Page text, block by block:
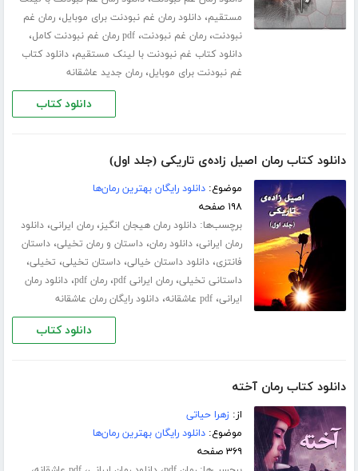
مستقیم،دانلود رمان غم نبودنت برای موبایل،رمان غم
نبودنت،رمان غم نبودنت،pdf رمان غم نبودنت کامل ،
دانلود کتاب غم نبودنت با لینک مستقیم،دانلود کتاب
غم نبودنت برای موبایل،رمان جدید عاشقانه
دانلود کتاب
دانلود کتاب رمان اصیل زاده‌ی تاریکی (جلد اول)
موضوع:دانلود رایگان بهترین رمان‌ها
۱۹۸ صفحه
برچسب‌ها:دانلود رمان هیجان انگیز،رمان ایرانی،دانلود
رمان ایرانی،دانلود رمان،داستان و رمان تخیلی،داستان
فانتزی،دانلود داستان خیالی،داستان تخیلی، تخیلی،
داستانی تخیلی،رمان ایرانی pdf ،رمان pdf ،دانلود رمان
ایرانی،pdf عاشقانه ،دانلود رایگان رمان عاشقانه
دانلود کتاب
دانلود کتاب رمان آخته
از:زهرا حیاتی
موضوع:دانلود رایگان بهترین رمان‌ها
۳۶۹ صفحه